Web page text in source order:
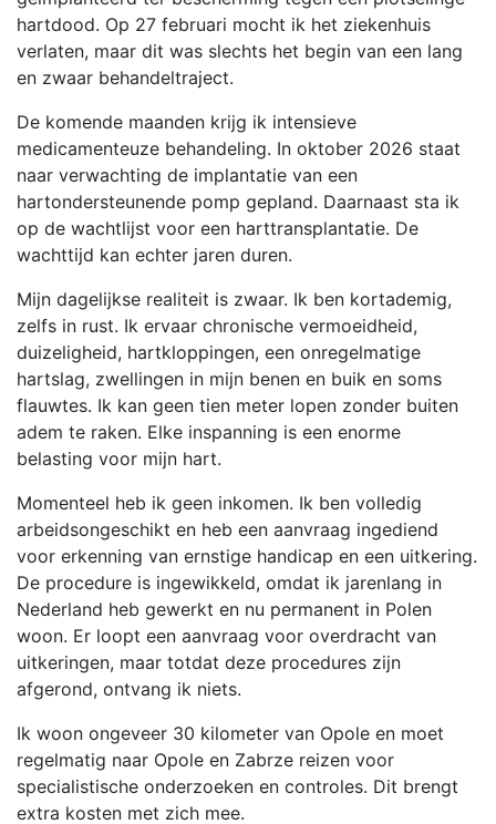
hartdood. Op 27 februari mocht ik het ziekenhuis
verlaten, maar dit was slechts het begin van een lang
en zwaar behandeltraject.
De komende maanden krijg ik intensieve
medicamenteuze behandeling. In oktober 2026 staat
naar verwachting de implantatie van een
hartondersteunende pomp gepland. Daarnaast sta ik
op de wachtlijst voor een harttransplantatie. De
wachttijd kan echter jaren duren.
Mijn dagelijkse realiteit is zwaar. Ik ben kortademig,
zelfs in rust. Ik ervaar chronische vermoeidheid,
duizeligheid, hartkloppingen, een onregelmatige
hartslag, zwellingen in mijn benen en buik en soms
flauwtes. Ik kan geen tien meter lopen zonder buiten
adem te raken. Elke inspanning is een enorme
belasting voor mijn hart.
Momenteel heb ik geen inkomen. Ik ben volledig
arbeidsongeschikt en heb een aanvraag ingediend
voor erkenning van ernstige handicap en een uitkering.
De procedure is ingewikkeld, omdat ik jarenlang in
Nederland heb gewerkt en nu permanent in Polen
woon. Er loopt een aanvraag voor overdracht van
uitkeringen, maar totdat deze procedures zijn
afgerond, ontvang ik niets.
Ik woon ongeveer 30 kilometer van Opole en moet
regelmatig naar Opole en Zabrze reizen voor
specialistische onderzoeken en controles. Dit brengt
extra kosten met zich mee.